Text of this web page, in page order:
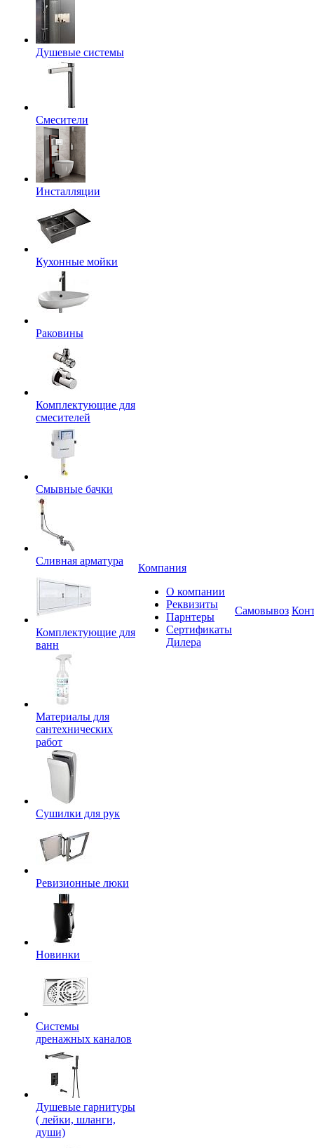
Душевые системы
Смесители
Инсталляции
Кухонные мойки
Раковины
Комплектующие для
смесителей
Смывные бачки
Сливная арматура
Комплектующие для
ванн
Материалы для
сантехнических
работ
Сушилки для рук
Ревизионные люки
Новинки
Системы
дренажных каналов
Душевые гарнитуры
( лейки, шланги,
души)
Компания
О компании
Реквизиты
Парнтеры
Сертификаты
Дилера
Самовывоз